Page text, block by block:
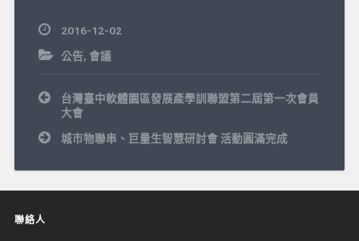
2016-12-02
公告, 會議
文
章
覽
台灣臺中軟體園區發展產學訓聯盟第二屆第一次會員
大會
城市物聯串、巨量生智慧研討會 活動圓滿完成
聯絡人